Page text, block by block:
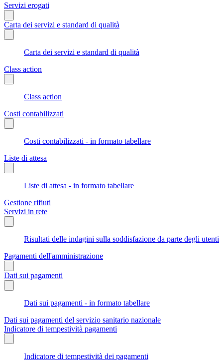
Servizi erogati
Carta dei servizi e standard di qualità
Carta dei servizi e standard di qualità
Class action
Class action
Costi contabilizzati
Costi contabilizzati - in formato tabellare
Liste di attesa
Liste di attesa - in formato tabellare
Gestione rifiuti
Servizi in rete
Risultati delle indagini sulla soddisfazione da parte degli utenti
Pagamenti dell'amministrazione
Dati sui pagamenti
Dati sui pagamenti - in formato tabellare
Dati sui pagamenti del servizio sanitario nazionale
Indicatore di tempestività pagamenti
Indicatore di tempestività dei pagamenti